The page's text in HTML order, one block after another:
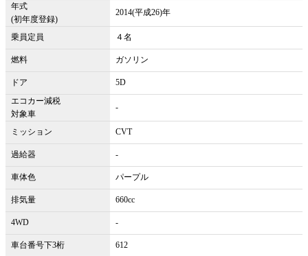
年式
(初年度登録)
2014(平成26)年
乗員定員 ４名
燃料 ガソリン
ドア
5D
エコカー減税
対象車
-
ミッション CVT
過給器 -
車体色 パープル
排気量 660cc
4WD -
車台番号下3桁 612